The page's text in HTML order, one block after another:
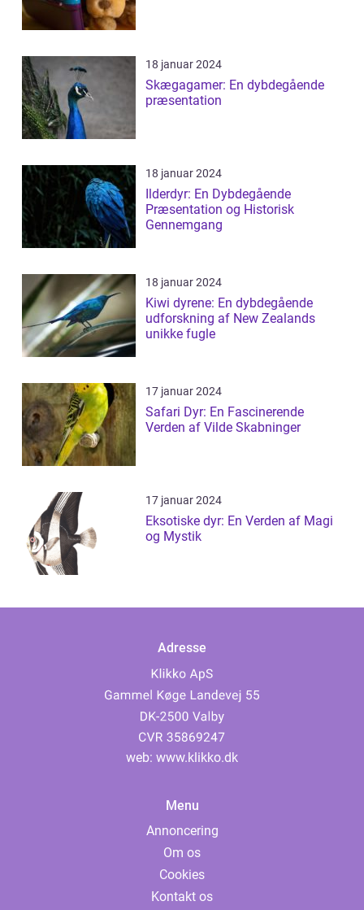
18 januar 2024
Skægagamer: En dybdegående
præsentation
18 januar 2024
Ilderdyr: En Dybdegående
Præsentation og Historisk
Gennemgang
18 januar 2024
Kiwi dyrene: En dybdegående
udforskning af New Zealands
unikke fugle
17 januar 2024
Safari Dyr: En Fascinerende
Verden af Vilde Skabninger
17 januar 2024
Eksotiske dyr: En Verden af Magi
og Mystik
Adresse
web: www.klikko.dk
Menu
Annoncering
Om os
Cookies
Kontakt os